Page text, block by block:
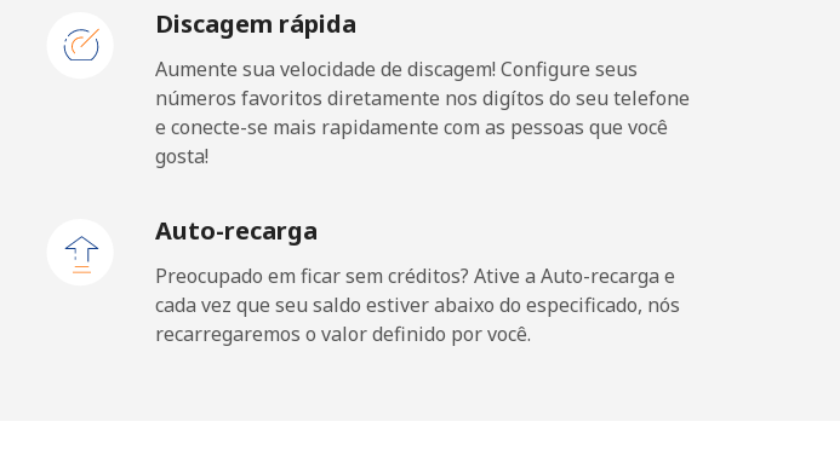
21 min por ⁦$5⁩
42 min por ⁦$5⁩ -
27 min por ⁦$5⁩
6 min por ⁦$5⁩ -
Discagem rápida
Aumente sua velocidade de discagem! Configure seus
números favoritos diretamente nos digítos do seu telefone
e conecte-se mais rapidamente com as pessoas que você
gosta!
Auto-recarga
Preocupado em ficar sem créditos? Ative a Auto-recarga e
cada vez que seu saldo estiver abaixo do especificado, nós
recarregaremos o valor definido por você.